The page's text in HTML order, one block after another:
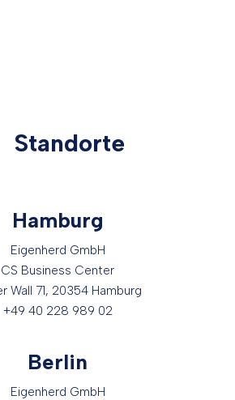
Standorte
Hamburg
Eigenherd GmbH
CS Business Center
Wall 71, 20354 Hamburg
+49 40 228 989 02
Berlin
Eigenherd GmbH